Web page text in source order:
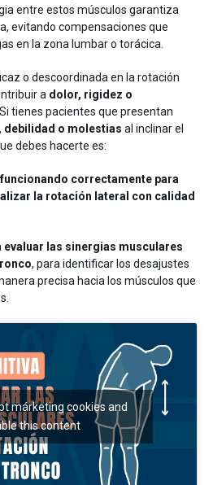
entre estos músculos garantiza
evitando compensaciones que
en la zona lumbar o torácica.
o descoordinada en la rotación
a dolor, rigidez o
. Si tienes pacientes que presentan
o molestias al inclinar el
debes hacerte es:
correctamente para
la rotación lateral con calidad
evaluar las sinergias musculares
, para identificar los desajustes
precisa hacia los músculos que
márketing cookies and
this content